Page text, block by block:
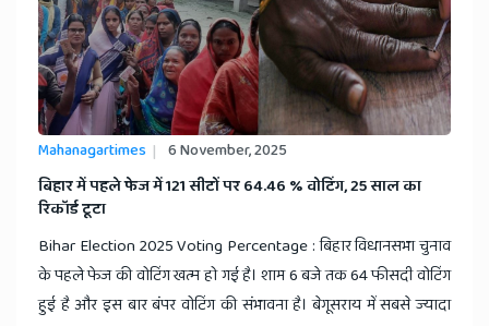
Mahanagartimes 6 November, 2025
बिहार में पहले फेज में 121 सीटों पर 64.46 % वोटिंग, 25 साल का
रिकॉर्ड टूटा
Bihar Election 2025 Voting Percentage : बिहार विधानसभा चुनाव
के पहले फेज की वोटिंग खत्म हो गई है। शाम 6 बजे तक 64 फीसदी वोटिंग
हुई है और इस बार बंपर वोटिंग की संभावना है। बेगूसराय में सबसे ज्यादा